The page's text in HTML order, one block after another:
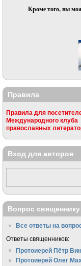
Кроме того, вы
Правила
Правила для
Международного клуба
православных
Вход для авторов
Вопрос священнику
Все ответы на
Ответы священников:
Протоиерей Пётр
Протоиерей Олег